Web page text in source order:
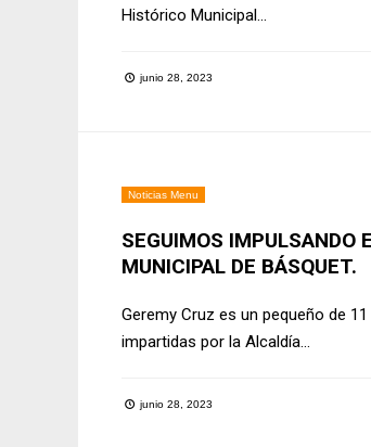
Histórico Municipal...
junio 28, 2023
Noticias Menu
SEGUIMOS IMPULSANDO
MUNICIPAL DE BÁSQUET.
Geremy Cruz es un pequeño de
impartidas por la Alcaldía...
junio 28, 2023